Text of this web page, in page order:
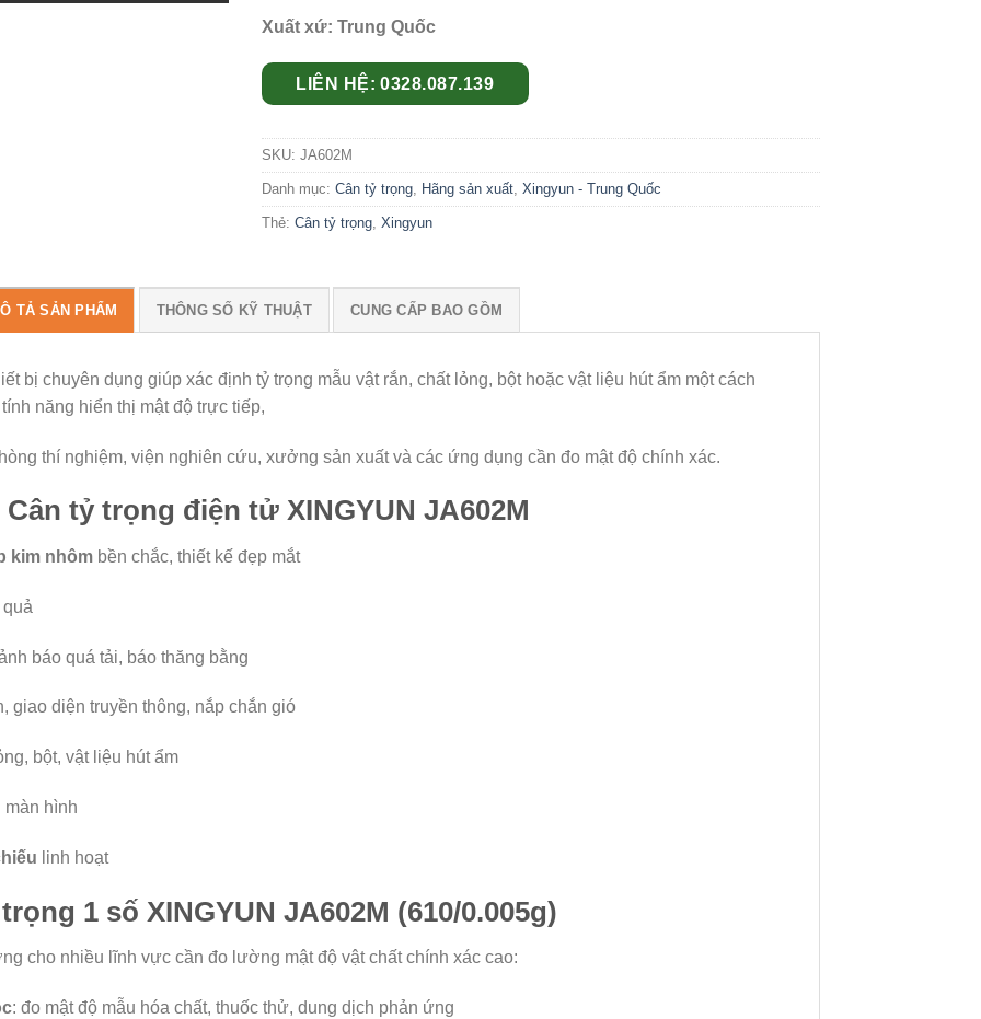
Xuất xứ: Trung Quốc
LIÊN HỆ: 0328.087.139
SKU: JA602M
Danh mục: Cân tỷ trọng Hãng sản xuất Xingyun - Trung Quốc
Thẻ: Cân tỷ trọng Xingyun
TẢ SẢN PHẨM THÔNG SỐ KỸ THUẬT CUNG CẤP BAO GỒM
bị chuyên dụng giúp xác định tỷ trọng mẫu vật rắn, chất lỏng, bột hoặc vật liệu hút ẩm một cách
năng hiển thị mật độ trực tiếp,
thí nghiệm, viện nghiên cứu, xưởng sản xuất và các ứng dụng cần đo mật độ chính xác.
tỷ trọng điện tử XINGYUN JA602M
kim nhômbền chắc, thiết kế đẹp mắt
báo quá tải, báo thăng bằng
giao diện truyền thông, nắp chắn gió
bột, vật liệu hút ẩm
màn hình
linh hoạt
1 số XINGYUN JA602M (610/0.005g)
cho nhiều lĩnh vực cần đo lường mật độ vật chất chính xác cao:
: đo mật độ mẫu hóa chất, thuốc thử, dung dịch phản ứng